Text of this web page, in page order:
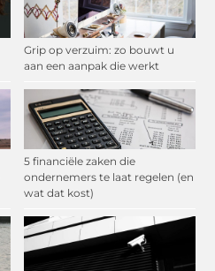
Grip op verzuim: zo bouwt u
aan een aanpak die werkt
5 financiële zaken die
ondernemers te laat regelen (en
wat dat kost)